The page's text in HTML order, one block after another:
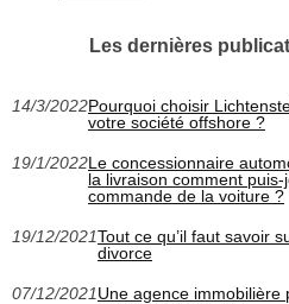
Les dernières
14/3/2022Pourquoi choisir
votre société offshore ?
19/1/2022Le concessionnaire
la livraison comment
commande de la voiture ?
19/12/2021Tout ce qu’il faut savoir
divorce
07/12/2021Une agence immobilière